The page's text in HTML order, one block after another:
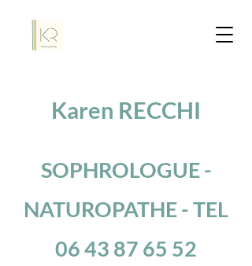
Karen RECCHI
SOPHROLOGUE -
NATUROPATHE - TEL
06 43 87 65 52